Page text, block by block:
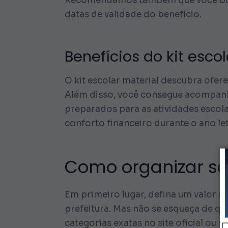
datas de validade do benefício.
Benefícios do kit
O kit escolar material descubra
Além disso, você consegue
preparados para as atividades
conforto financeiro durante o ano
Como organizar
Em primeiro lugar, defina um valor
prefeitura. Mas não se esqueça de
categorias exatas no site oficial ou